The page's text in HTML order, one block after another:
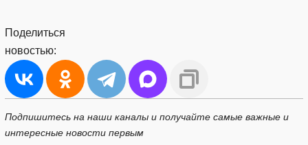
Поделиться
новостью:
Подпишитесь на наши каналы и получайте самые важные и
интересные новости первым